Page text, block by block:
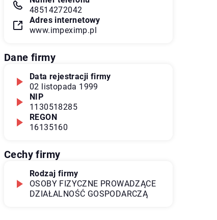
48514272042
Adres internetowy
www.impeximp.pl
Dane firmy
Data rejestracji firmy
02 listopada 1999
NIP
1130518285
REGON
16135160
Cechy firmy
Rodzaj firmy
OSOBY FIZYCZNE PROWADZĄCE
DZIAŁALNOŚĆ GOSPODARCZĄ